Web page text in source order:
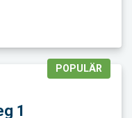
POPULÄR
1